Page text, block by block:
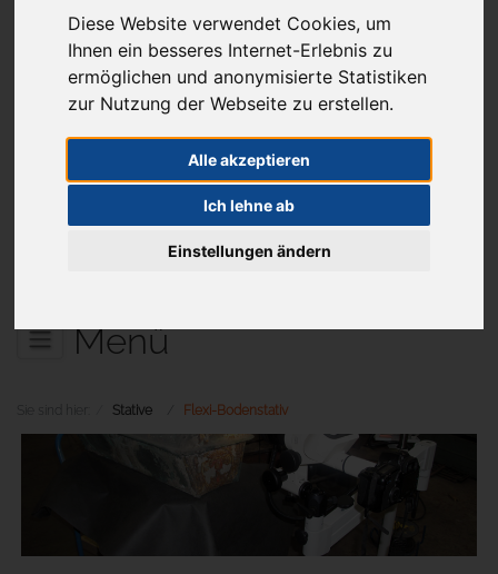
Diese Website verwendet Cookies, um
Ihnen ein besseres Internet-Erlebnis zu
ermöglichen und anonymisierte Statistiken
zur Nutzung der Webseite zu erstellen.
Alle akzeptieren
Ich lehne ab
Einstellungen ändern
ab 100€ versandkostenfrei
Sie haben Fragen?
Menü
Sie sind hier: Stative Flexi-Bodenstativ